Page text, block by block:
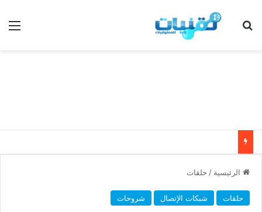
بحث عن
الرئيسية / حلقات
حلقات شبكات الإتصال شروحات